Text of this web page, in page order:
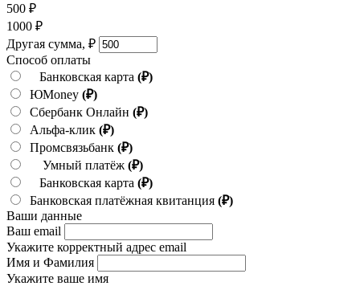
500 ₽
1000 ₽
Другая сумма, ₽
Способ оплаты
Банковская карта (₽)
ЮMoney (₽)
Сбербанк Онлайн (₽)
Альфа-клик (₽)
Промсвязьбанк (₽)
Умный платёж (₽)
Банковская карта (₽)
Банковская платёжная квитанция (₽)
Ваши данные
Ваш email
Укажите корректный адрес email
Имя и Фамилия
Укажите ваше имя